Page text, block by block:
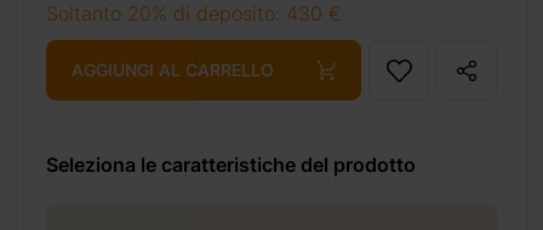
Soltanto 20% di deposito: 430 €
AGGIUNGI AL CARRELLO
Seleziona le caratteristiche del prodotto
m-9-m2/
+ 69 €